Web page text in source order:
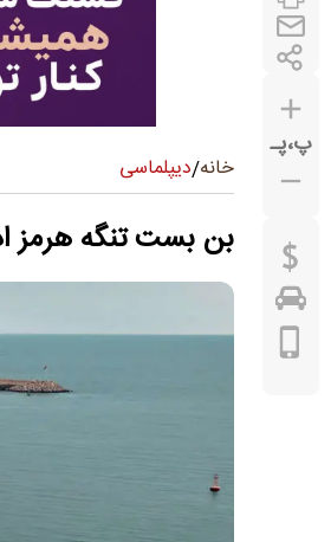
پ،پـ
خانه/دیپلماسی
بن بست تنگه هرمز